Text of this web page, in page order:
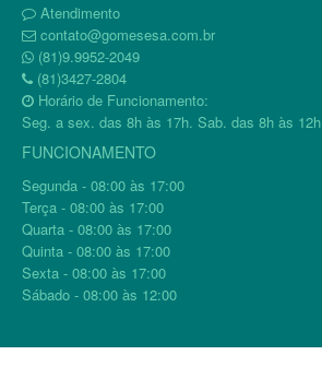
Atendimento
contato@gomesesa.com.br
(81)9.9952-2049
(81)3427-2804
Horário de Funcionamento:
Seg. a sex. das 8h às 17h. Sab. das 8h às 12h
FUNCIONAMENTO
Segunda - 08:00 às 17:00
Terça - 08:00 às 17:00
Quarta - 08:00 às 17:00
Quinta - 08:00 às 17:00
Sexta - 08:00 às 17:00
Sábado - 08:00 às 12:00